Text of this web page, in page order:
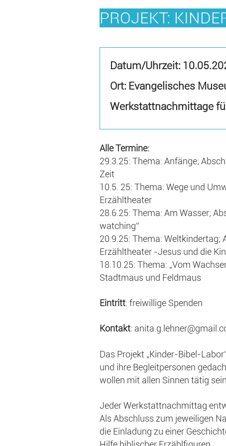
PROJEKT:
Datum/Uhrzeit:
Ort: Evangelisches
Werkstattnachmittage
Alle Termine:
29.3.25: Thema: Anfänge;
Zeit
10.5. 25: Thema: Wege und
Erzähltheater
28.6.25: Thema: Am Wasser;
watching“
20.9.25: Thema: Weltkindertag;
Erzähltheater -Jesus und die
18.10.25: Thema: „Vom
Stadtmaus und Feldmaus
Eintritt: freiwillige Spenden
Kontakt:
Das Projekt „Kinder-Bibel-
und ihre Begleitpersonen
wollen mit allen Sinnen tätig
Jeder Werkstattnachmittag
Als Abschluss zum jeweiligen
die Einladung zu einer